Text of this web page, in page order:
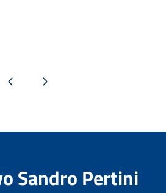
precedentePagina successiva
Sandro Pertini